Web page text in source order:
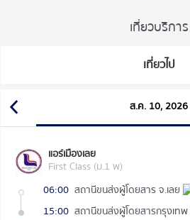
เที่ยวบริการ
เที่ยวไป
ส.ค. 10, 2026
แอร์เมืองเลย
First Class (ม.1 พ)
06:00 สถานีขนส่งผู้โดยสาร จ.เลย
15:00 สถานีขนส่งผู้โดยสารกรุงเท